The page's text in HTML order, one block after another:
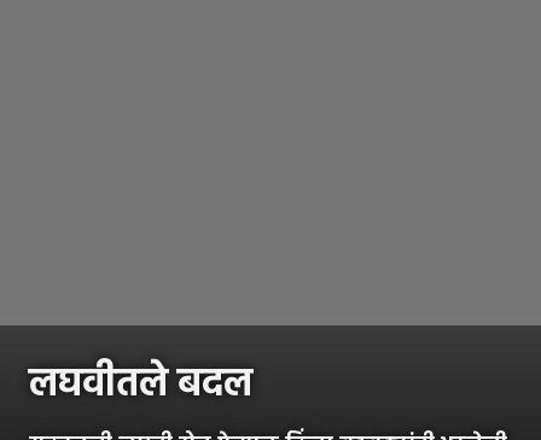
लघवीतले बदल